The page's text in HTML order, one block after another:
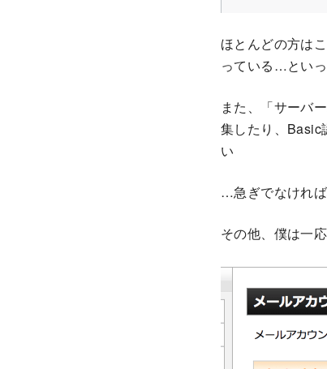
ほとんどの方は
っている…とい
また、「サーバ
集したり、Basic
い
…急ぎでなけれ
その他、僕は一